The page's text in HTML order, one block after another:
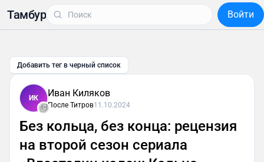
Тамбур Войти
Добавить тег в черный список
ИК Иван Киляков
После Титров11.10.2024
Без кольца, без конца: рецензия
на второй сезон сериала